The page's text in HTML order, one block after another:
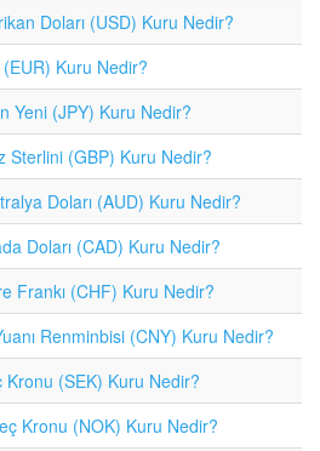
Doları (USD) Kuru Nedir?
Kuru Nedir?
Yeni (JPY) Kuru Nedir?
Sterlini (GBP) Kuru Nedir?
Doları (AUD) Kuru Nedir?
Doları (CAD) Kuru Nedir?
Frankı (CHF) Kuru Nedir?
Renminbisi (CNY) Kuru Nedir?
(SEK) Kuru Nedir?
Kronu (NOK) Kuru Nedir?